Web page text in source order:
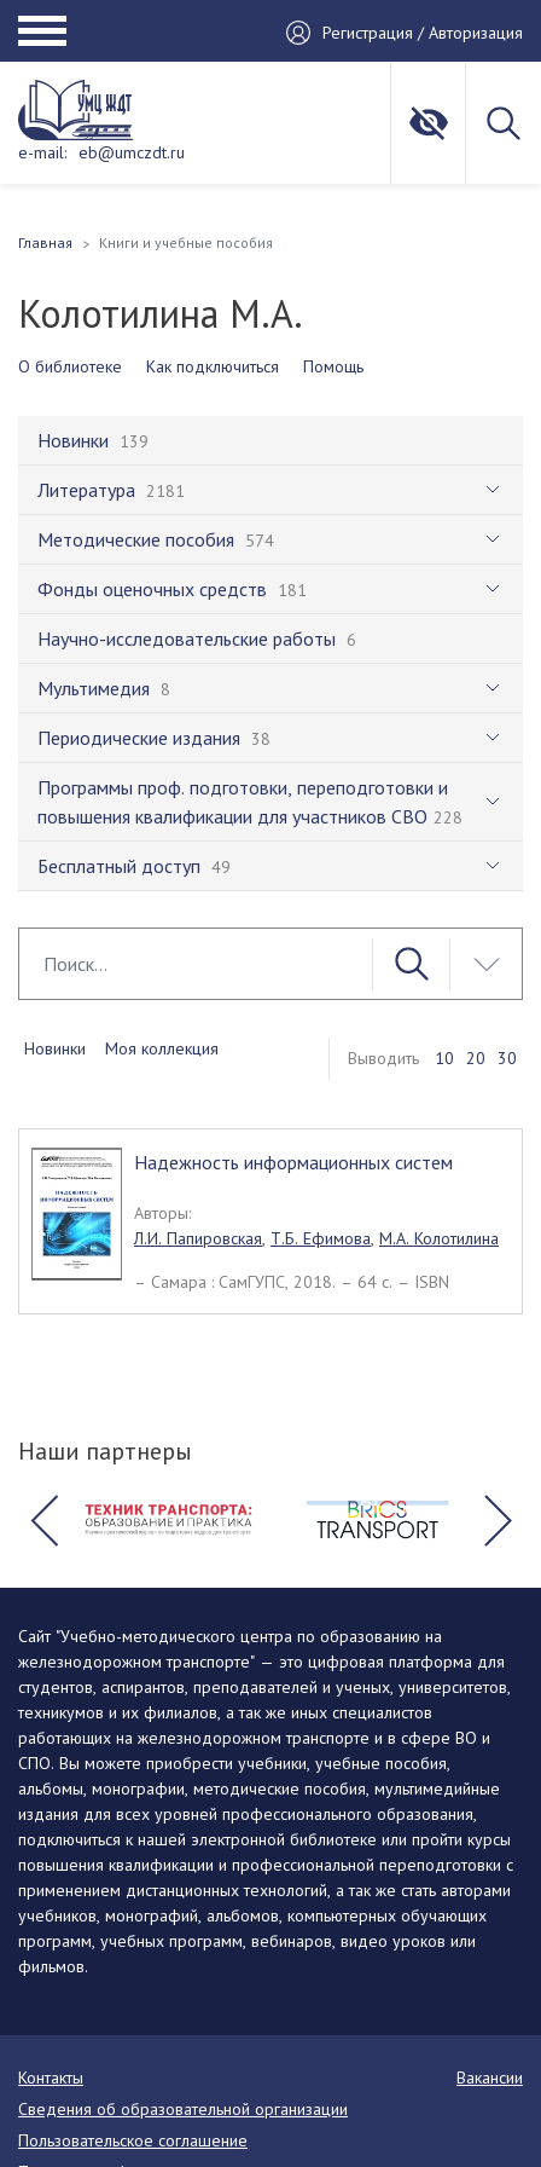
Регистрация / Авторизация
e-mail: eb@umczdt.ru
Главная Книги и учебные пособия
Колотилина М.А.
О библиотеке Как подключиться Помощь
Новинки 139
Литература 2181
Методические пособия 574
Фонды оценочных средств 181
Научно-исследовательские работы 6
Мультимедия 8
Периодические издания 38
Программы проф. подготовки, переподготовки и
повышения квалификации для участников СВО 228
Бесплатный доступ 49
Новинки Моя коллекция Выводить 10 20 30
Надежность информационных систем
Авторы:
Л.И. Папировская, Т.Б. Ефимова, М.А. Колотилина
– Самара : СамГУПС, 2018. – 64 c. – ISBN
Наши партнеры
Сайт "Учебно-методического центра по образованию на
железнодорожном транспорте" — это цифровая платформа для
студентов, аспирантов, преподавателей и ученых, университетов,
техникумов и их филиалов, а так же иных специалистов
работающих на железнодорожном транспорте и в сфере ВО и
СПО. Вы можете приобрести учебники, учебные пособия,
альбомы, монографии, методические пособия, мультимедийные
издания для всех уровней профессионального образования,
подключиться к нашей электронной библиотеке или пройти курсы
повышения квалификации и профессиональной переподготовки с
применением дистанционных технологий, а так же стать авторами
учебников, монографий, альбомов, компьютерных обучающих
программ, учебных программ, вебинаров, видео уроков или
фильмов.
Контакты
Вакансии
Сведения об образовательной организации
Пользовательское соглашение